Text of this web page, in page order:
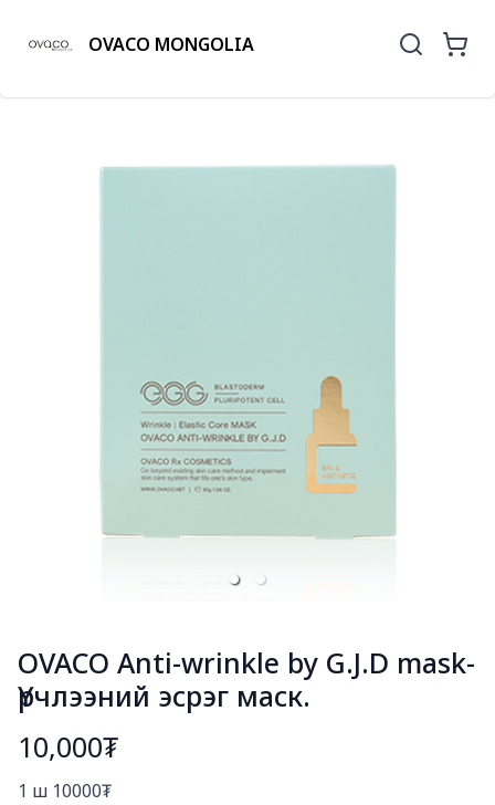
OVACO MONGOLIA
OVACO Anti-wrinkle by G.J.D mask-
Үрчлээний эсрэг маск.
10,000₮
1 ш 10000₮